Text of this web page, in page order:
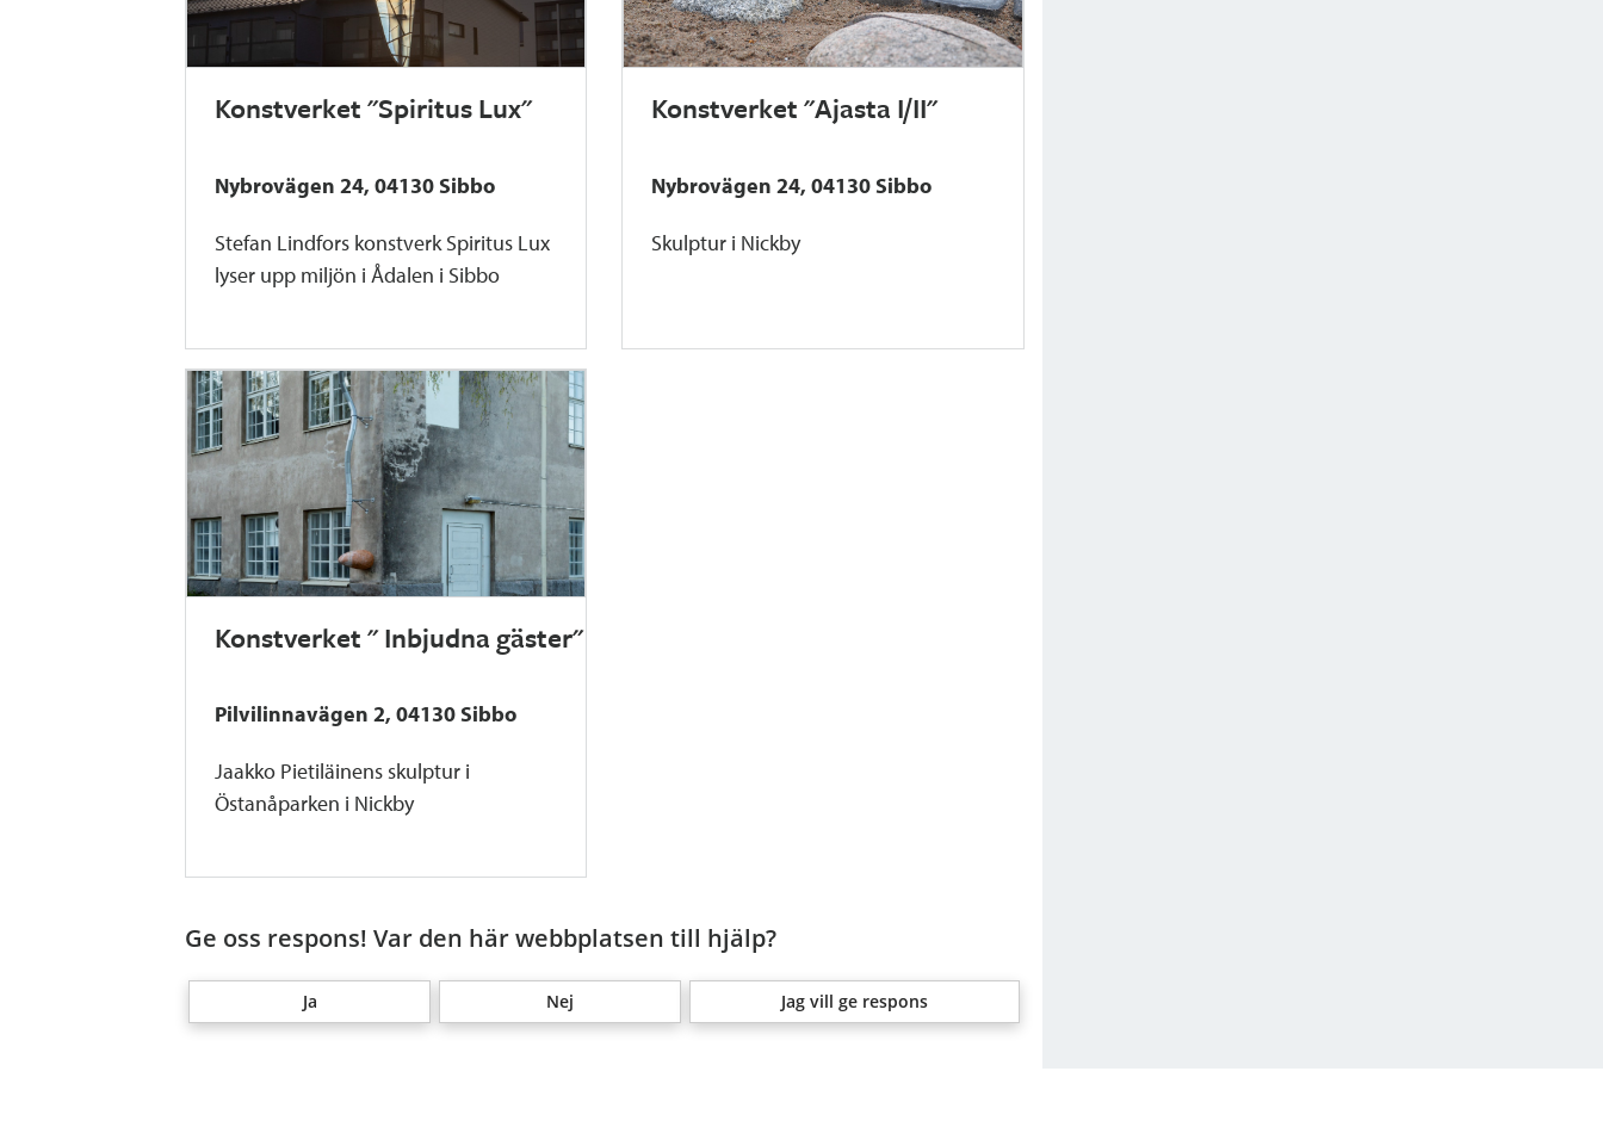
Konstverket "Spiritus Lux"
Nybrovägen 24, 04130 Sibbo
Stefan Lindfors konstverk Spiritus Lux
lyser upp miljön i Ådalen i Sibbo
Konstverket "Ajasta I/II"
Nybrovägen 24, 04130 Sibbo
Skulptur i Nickby
Konstverket " Inbjudna gäster"
Pilvilinnavägen 2, 04130 Sibbo
Jaakko Pietiläinens skulptur i
Östanåparken i Nickby
Ge oss respons! Var den här webbplatsen till hjälp?
Ja Nej Jag vill ge respons